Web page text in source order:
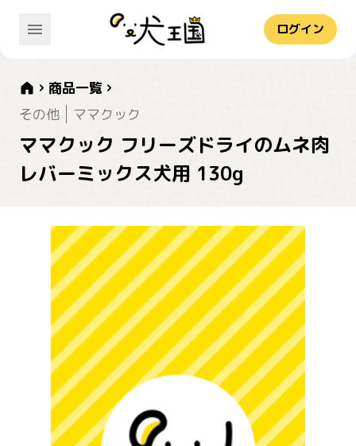
ログイン
商品一覧
その他
ママクック
ママクック フリーズドライのムネ肉
レバーミックス犬用 130g